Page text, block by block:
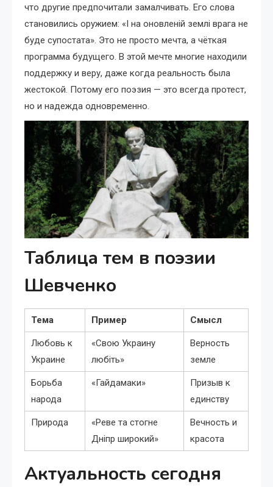
что другие предпочитали замалчивать. Его слова
становились оружием: «І на оновленій землі врага не
буде супостата». Это не просто мечта, а чёткая
программа будущего. В этой мечте многие находили
поддержку и веру, даже когда реальность была
жестокой. Потому его поэзия — это всегда протест,
но и надежда одновременно.
Таблица тем в поэзии
Шевченко
Тема Пример Смысл
Любовь к
Украине
«Свою Украину
любіть»
Верность
земле
Борьба
народа
«Гайдамаки»
Призыв к
единству
Природа
«Реве та стогне
Дніпр широкий»
Вечность и
красота
Актуальность сегодня